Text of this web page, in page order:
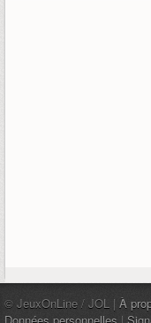
© JeuxOnLine / JOL | À